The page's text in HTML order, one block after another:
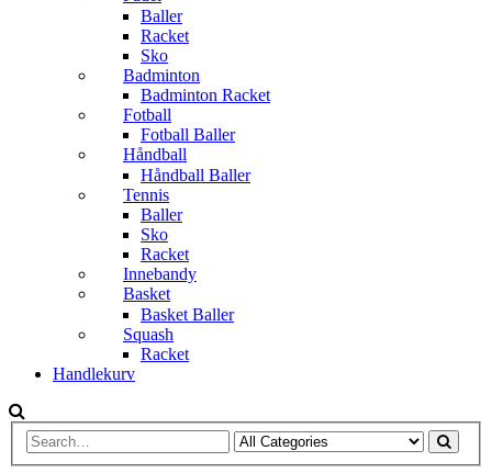
Baller
Racket
Sko
Badminton
Badminton Racket
Fotball
Fotball Baller
Håndball
Håndball Baller
Tennis
Baller
Sko
Racket
Innebandy
Basket
Basket Baller
Squash
Racket
Handlekurv